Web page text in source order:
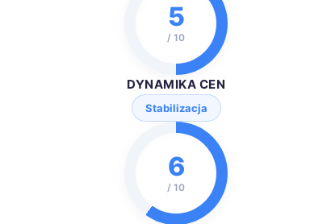
5
/ 10
DYNAMIKA CEN
Stabilizacja
6
/ 10